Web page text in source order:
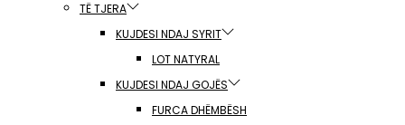
TË TJERA
KUJDESI NDAJ SYRIT
LOT NATYRAL
KUJDESI NDAJ GOJËS
FURCA DHËMBËSH